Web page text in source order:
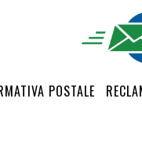
POSTALE